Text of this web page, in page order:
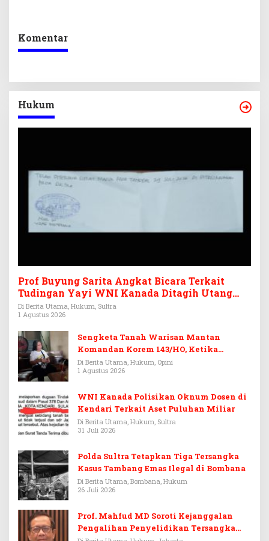
Komentar
Hukum
Prof Buyung Sarita Angkat Bicara Terkait
Tudingan Yayi WNI Kanada Ditagih Utang
Rp3,6 Miliar
Di Berita Utama, Hukum, Sultra
1 Agustus 2026
Sengketa Tanah Warisan Mantan
Komandan Korem 143/HO, Ketika
Warisan Menjadi Arena Pemerasan
Di Berita Utama, Hukum, Opini
1 Agustus 2026
WNI Kanada Polisikan Oknum Dosen di
Kendari Terkait Aset Puluhan Miliar
Di Berita Utama, Hukum, Sultra
31 Juli 2026
Polda Sultra Tetapkan Tiga Tersangka
Kasus Tambang Emas Ilegal di Bombana
Di Berita Utama, Bombana, Hukum
26 Juli 2026
Prof. Mahfud MD Soroti Kejanggalan
Pengalihan Penyelidikan Tersangka